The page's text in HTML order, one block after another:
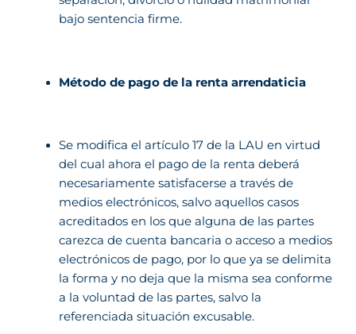
bajo sentencia firme.
Método de pago de la renta arrendaticia
Se modifica el artículo 17 de la LAU en virtud
del cual ahora el pago de la renta deberá
necesariamente satisfacerse a través de
medios electrónicos, salvo aquellos casos
acreditados en los que alguna de las partes
carezca de cuenta bancaria o acceso a medios
electrónicos de pago, por lo que ya se delimita
la forma y no deja que la misma sea conforme
a la voluntad de las partes, salvo la
referenciada situación excusable.